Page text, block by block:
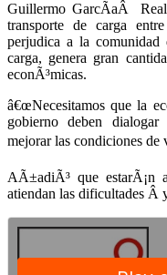
Guillermo GarcÃ­aÂ
transporte de carga
perjudica a la comunidad
carga, genera gran
econÃ³micas.
â€œNecesitamos que la
gobierno deben
mejorar las condiciones de
AÃ±adiÃ³ que estarÃ¡n
atiendan las dificultades Â